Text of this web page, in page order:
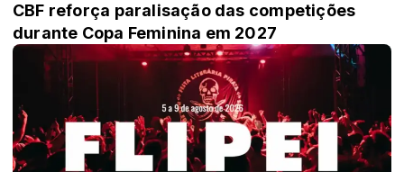
CBF reforça paralisação das competições
durante Copa Feminina em 2027